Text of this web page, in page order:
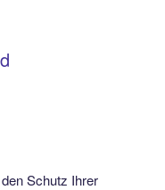
Schutz Ihrer